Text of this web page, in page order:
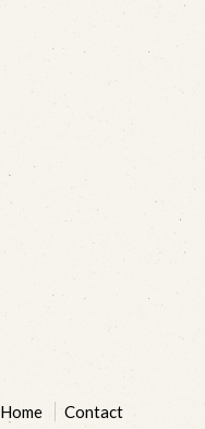
Home Contact